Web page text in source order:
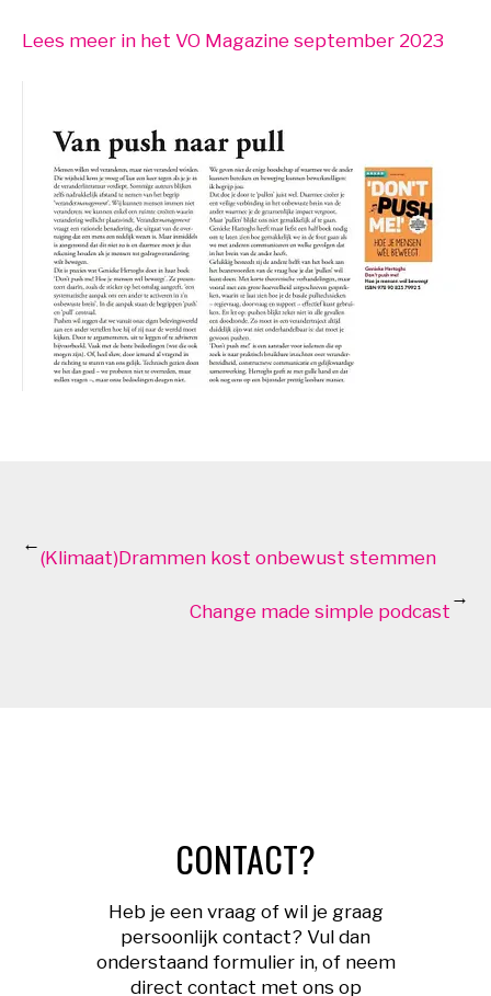
Lees meer in het VO Magazine september 2023
←
(Klimaat)Drammen kost onbewust stemmen
Change made simple podcast
→
CONTACT?
Heb je een vraag of wil je graag
persoonlijk contact? Vul dan
onderstaand formulier in, of neem
direct contact met ons op